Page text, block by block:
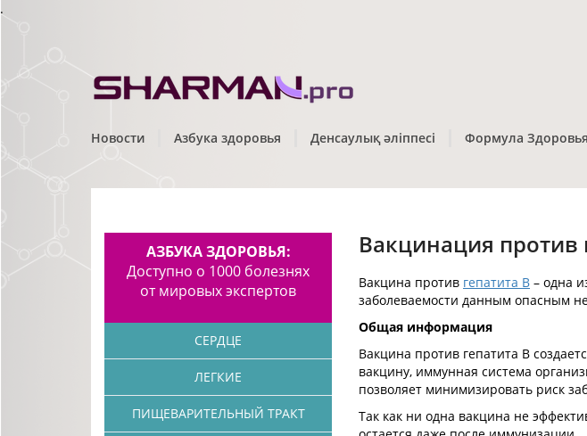
.
Новости Азбука здоровья Денсаулық әліппесі Формула Здоровья
Вакцинация против
Вакцина против гепатита B – одна
заболеваемости данным опасным
Общая информация
Вакцина против гепатита B
вакцину, иммунная система
позволяет минимизировать риск
Так как ни одна вакцина не
АЗБУКА ЗДОРОВЬЯ:
Доступно о 1000 болезнях
от мировых экспертов
СЕРДЦЕ
ЛЕГКИЕ
ПИЩЕВАРИТЕЛЬНЫЙ ТРАКТ